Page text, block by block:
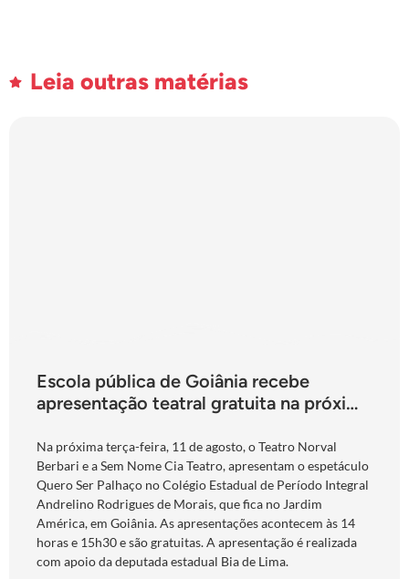
Leia outras matérias
Escola pública de Goiânia recebe
apresentação teatral gratuita na próxima
Na próxima terça-feira, 11 de agosto, o Teatro Norval
Berbari e a Sem Nome Cia Teatro, apresentam o espetáculo
Quero Ser Palhaço no Colégio Estadual de Período Integral
Andrelino Rodrigues de Morais, que fica no Jardim
América, em Goiânia. As apresentações acontecem às 14
horas e 15h30 e são gratuitas. A apresentação é realizada
com apoio da deputada estadual Bia de Lima.